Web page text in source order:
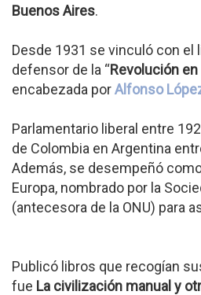
Buenos Aires.
Desde 1931 se vinculó con
defensor de la “Revolución
encabezada porAlfonso
Parlamentario liberal entre
de Colombia en Argentina
Además, se desempeñó
Europa, nombrado por la
(antecesora de la ONU) para
Publicó libros que recogían
fue La civilización manual y